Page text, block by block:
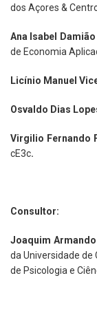
dos Açores &
Ana Isabel
de Economia
Licínio Manuel
Osvaldo Dias
Virgilio Fernando
cE3c.
Consultor:
Joaquim
da Universidade de
de Psicologia e